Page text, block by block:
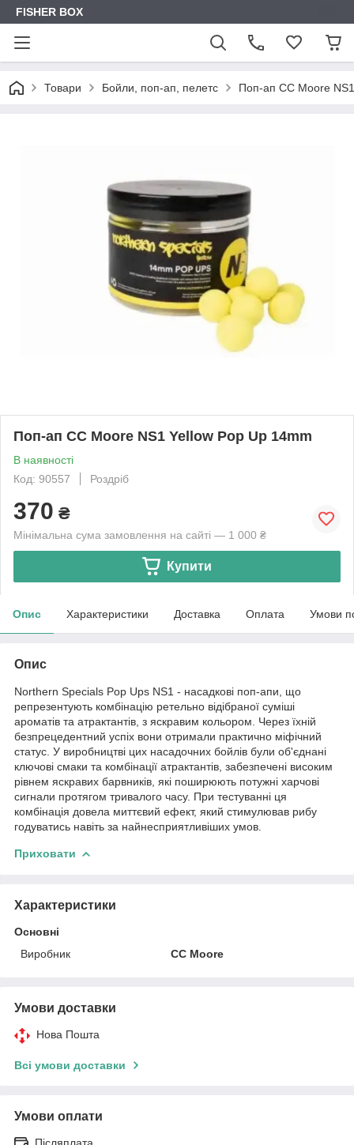
FISHER BOX
Товари Бойли, поп-ап, пелетс Поп-ап CC Moore
Поп-ап CC Moore NS1 Yellow Pop Up 14mm
В наявності
Код: 90557
Роздріб
370 ₴
Мінімальна сума замовлення на сайті — 1 000 ₴
Купити
Опис Характеристики Доставка Оплата Умови
Опис
Northern Specials Pop Ups NS1 - насадкові поп-апи, що
репрезентують комбінацію ретельно відібраної суміші
ароматів та атрактантів, з яскравим кольором. Через їхній
безпрецедентний успіх вони отримали практично міфічний
статус. У виробництві цих насадочних бойлів були об'єднані
ключові смаки та комбінації атрактантів, забезпечені високим
рівнем яскравих барвників, які поширюють потужні харчові
сигнали протягом тривалого часу. При тестуванні ця
комбінація довела миттєвий ефект, який стимулював рибу
годуватись навіть за найнесприятливіших умов.
Приховати
Характеристики
Основні
Виробник
CC Moore
Умови доставки
Нова Пошта
Всі умови доставки
Умови оплати
Післяплата